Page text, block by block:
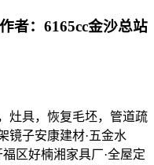
作者： 6165cc金沙总站
具，恢复毛坯，管道疏
镜子安康建材·五金水
区好楠湘家具厂·全屋定